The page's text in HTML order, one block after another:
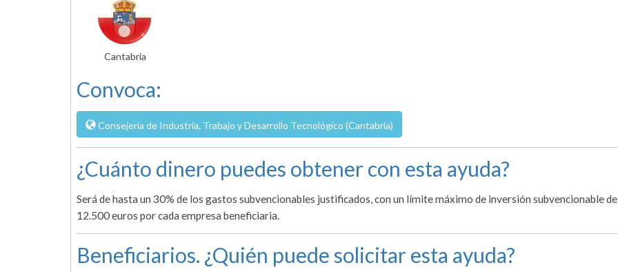
Cantabria
Convoca:
Consejería de Industria, Trabajo y Desarrollo Tecnológico (Cantabria)
¿Cuánto dinero puedes obtener con esta ayuda?
Será de hasta un 30% de los gastos subvencionables justificados, con un límite máximo de inversión subvencionable de
12.500 euros por cada empresa beneficiaria.
Beneficiarios. ¿Quién puede solicitar esta ayuda?